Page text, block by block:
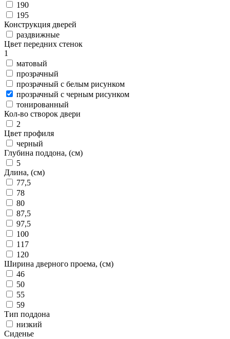
190
195
Конструкция дверей
раздвижные
Цвет передних стенок
1
матовый
прозрачный
прозрачный с белым рисунком
прозрачный с черным рисунком
тонированный
Кол-во створок двери
2
Цвет профиля
черный
Глубина поддона, (см)
5
Длина, (см)
77,5
78
80
87,5
97,5
100
117
120
Ширина дверного проема, (см)
46
50
55
59
Тип поддона
низкий
Сиденье